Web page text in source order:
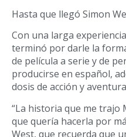
Hasta que llegó Simon
Con una larga
terminó por darle la
de película a serie y de
producirse en español,
dosis de acción y
“La historia que me trajo
que quería hacerla por
West, que recuerda que